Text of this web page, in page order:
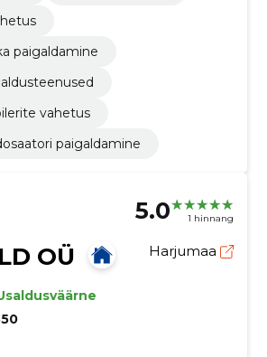
paigaldamine
vahetus
paigaldamine
5.0 1 hinnang
OÜ Harjumaa